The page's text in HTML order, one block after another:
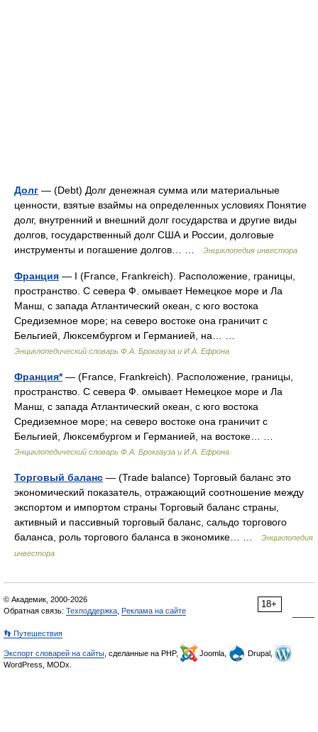
Долг — (Debt) Долг денежная сумма или материальные
ценности, взятые взаймы на определенных условиях Понятие
долг, внутренний и внешний долг государства и другие виды
долгов, государственный долг США и России, долговые
инструменты и погашение долгов… …
Энциклопедия инвестора
Франция — I (France, Frankreich). Расположение, границы,
пространство. С севера Ф. омывает Немецкое море и Ла
Манш, с запада Атлантический океан, с юго востока
Средиземное море; на северо востоке она граничит с
Бельгией, Люксембургом и Германией, на… …
Энциклопедический словарь Ф.А. Брокгауза и И.А. Ефрона
Франция*— (France, Frankreich). Расположение, границы,
пространство. С севера Ф. омывает Немецкое море и Ла
Манш, с запада Атлантический океан, с юго востока
Средиземное море; на северо востоке она граничит с
Бельгией, Люксембургом и Германией, на востоке… …
Энциклопедический словарь Ф.А. Брокгауза и И.А. Ефрона
Торговый баланс — (Trade balance) Торговый баланс это
экономический показатель, отражающий соотношение между
экспортом и импортом страны Торговый баланс страны,
активный и пассивный торговый баланс, сальдо торгового
баланса, роль торгового баланса в экономике… …
Энциклопедия
инвестора
18+
© Академик, 2000-2026
Обратная связь: Техподдержка Реклама на сайте
👣 Путешествия
Экспорт словарей на сайты , сделанные на PHP, Joomla,
Drupal,
WordPress, MODx.